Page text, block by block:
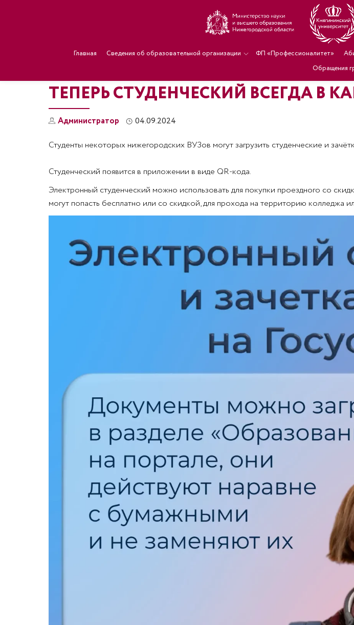
Главная Сведения об образовательной организации ФП «Профессионалитет»
Обращения
ТЕПЕРЬ СТУДЕНЧЕСКИЙ ВСЕГДА В
Администратор 04.09.2024
Студенты некоторых нижегородских ВУЗов могут загрузить студенческие и
Студенческий появится в приложении в виде QR-кода.
Электронный студенческий можно использовать для покупки проездного со
могут попасть бесплатно или со скидкой, для прохода на территорию колледжа